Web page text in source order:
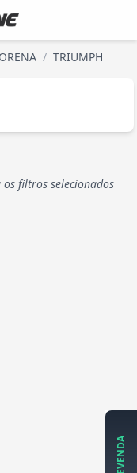
/ TRIUMPH
filtros selecionados